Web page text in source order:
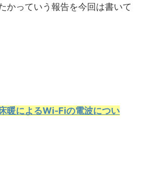
かっていう報告を今回は書いて
暖によるWi-Fiの電波につい